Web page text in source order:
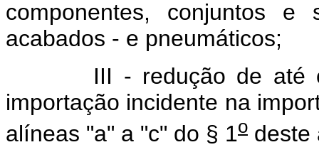
componentes, conjuntos e
acabados - e pneumáticos;
III - redução de até
importação incidente na
alíneas "a" a "c" do § 1o deste